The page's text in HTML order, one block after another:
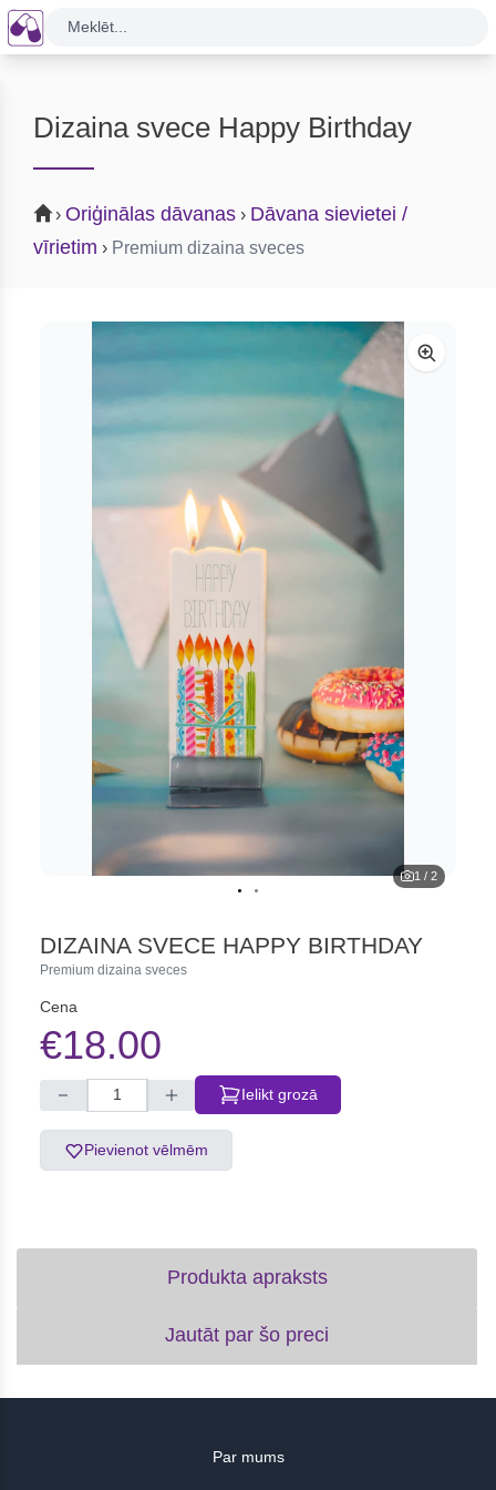
Meklēt...
Dizaina svece Happy Birthday
› Oriģinālas dāvanas › Dāvana sievietei /
vīrietim › Premium dizaina sveces
1 / 2
DIZAINA SVECE HAPPY BIRTHDAY
Premium dizaina sveces
Cena
€18.00
Ielikt grozā
Pievienot vēlmēm
Produkta apraksts
Jautāt par šo preci
Par mums